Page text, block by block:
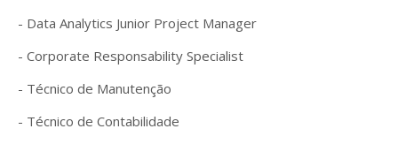
- Data Analytics Junior Project Manager
- Corporate Responsability Specialist
- Técnico de Manutenção
- Técnico de Contabilidade